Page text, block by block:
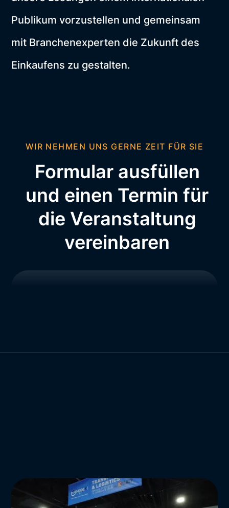
Publikum vorzustellen und gemeinsam
mit Branchenexperten die Zukunft des
Einkaufens zu gestalten.
WIR NEHMEN UNS GERNE ZEIT FÜR SIE
Formular ausfüllen
und einen Termin für
die Veranstaltung
vereinbaren